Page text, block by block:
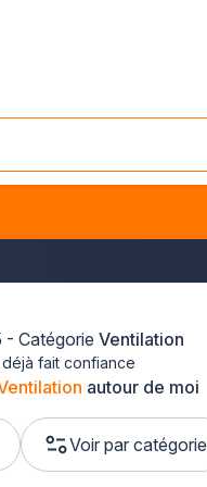
de laventilation
de ventilation.Que
dans tout le
autour de moi
Voir par catégorie
- Catégorie Ventilation
fait confiance